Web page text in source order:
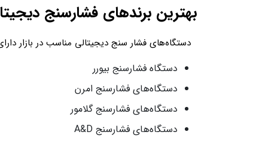
بهترین برندهای فشارسنج
دستگاه‌های فشار سنج دیجیتالی مناسب در بازار
دستگاه‌ فشارسنج بیورر
دستگاه‌های فشارسنج امرن
دستگاه‌های فشارسنج گلامور
دستگاه‌های فشارسنج A&D